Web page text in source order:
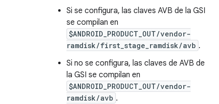
Si se configura, las claves AVB de la GSI
se compilan en
$ANDROID_PRODUCT_OUT/vendor-
ramdisk/first_stage_ramdisk/avb .
Si no se configura, las claves de AVB de
la GSI se compilan en
$ANDROID_PRODUCT_OUT/vendor-
ramdisk/avb .